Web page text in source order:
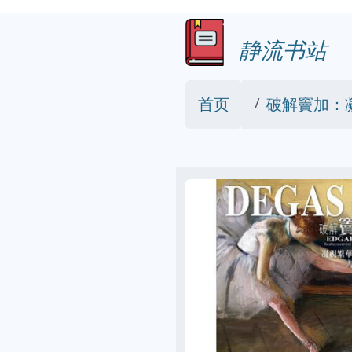
静流书站
首页 破解竇加：